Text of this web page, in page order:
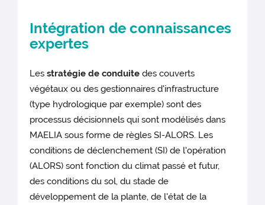
Intégration de connaissances
expertes
Lesstratégie de conduite des couverts
végétaux ou des gestionnaires d'infrastructure
(type hydrologique par exemple) sont des
processus décisionnels qui sont modélisés dans
MAELIA sous forme de règles SI-ALORS. Les
conditions de déclenchement (SI) de l'opération
(ALORS) sont fonction du climat passé et futur,
des conditions du sol, du stade de
développement de la plante, de l'état de la